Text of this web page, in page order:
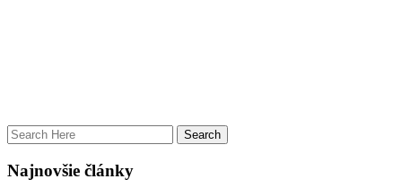
Najnovšie články